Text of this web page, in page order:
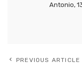
Antonio,
PREVIOUS ARTICLE